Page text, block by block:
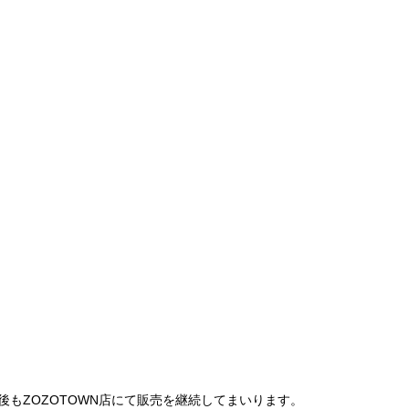
ZOZOTOWN店にて販売を継続してまいります。